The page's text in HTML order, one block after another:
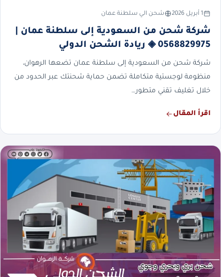
1 أبريل 2026 شحن الي سلطنة عمان
شركة شحن من السعودية إلى سلطنة عمان |
0568829975 ◈ ريادة الشحن الدولي
شركة شحن من السعودية إلى سلطنة عمان تضعها الرهوان،
منظومة لوجستية متكاملة تضمن حماية شحنتك عبر الحدود من
خلال تغليف تقني متطور…
اقرأ المقال